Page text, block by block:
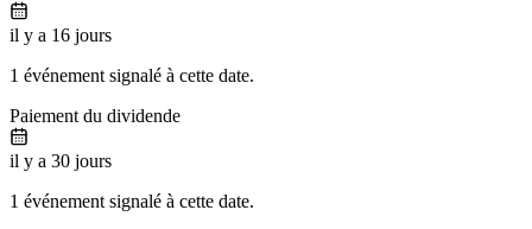
il y a 16 jours
1 événement signalé à cette date.
Paiement du dividende
il y a 30 jours
1 événement signalé à cette date.